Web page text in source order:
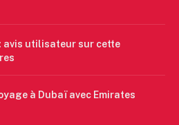
: avis utilisateur sur cette
à Dubaï avec Emirates